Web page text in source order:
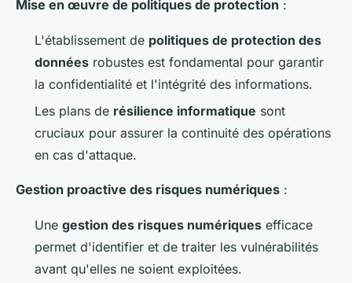
Mise en œuvre de politiques de protection :
L'établissement de politiques de protection des
données robustes est fondamental pour garantir
la confidentialité et l'intégrité des informations.
Les plans de résilience informatique sont
cruciaux pour assurer la continuité des opérations
en cas d'attaque.
Gestion proactive des risques numériques :
Une gestion des risques numériques efficace
permet d'identifier et de traiter les vulnérabilités
avant qu'elles ne soient exploitées.